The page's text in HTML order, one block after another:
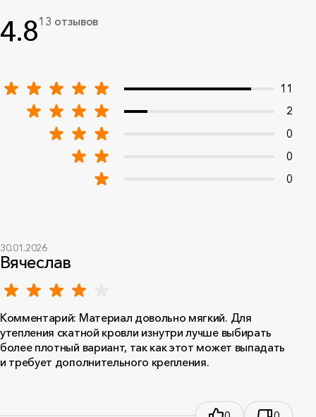
4.813 отзывов
11
2
0
0
0
Вячеслав
30.01.2026
Комментарий: Материал довольно мягкий. Для
утепления скатной кровли изнутри лучше выбирать
более плотный вариант, так как этот может выпадать
и требует дополнительного крепления.